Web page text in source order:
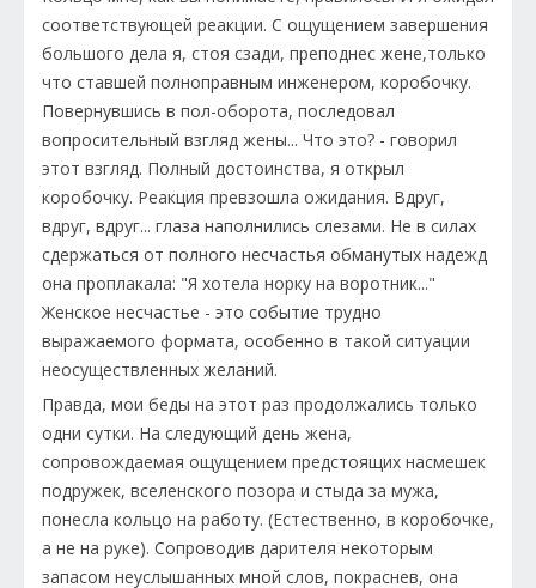
соответствующей реакции. С ощущением завершения
большого дела я, стоя сзади, преподнес жене,только
что ставшей полноправным инженером, коробочку.
Повернувшись в пол-оборота, последовал
вопросительный взгляд жены... Что это? - говорил
этот взгляд. Полный достоинства, я открыл
коробочку. Реакция превзошла ожидания. Вдруг,
вдруг, вдруг... глаза наполнились слезами. Не в силах
сдержаться от полного несчастья обманутых надежд
она проплакала: "Я хотела норку на воротник..."
Женское несчастье - это событие трудно
выражаемого формата, особенно в такой ситуации
неосуществленных желаний.
Правда, мои беды на этот раз продолжались только
одни сутки. На следующий день жена,
сопровождаемая ощущением предстоящих насмешек
подружек, вселенского позора и стыда за мужа,
понесла кольцо на работу. (Естественно, в коробочке,
а не на руке). Сопроводив дарителя некоторым
запасом неуслышанных мной слов, покраснев, она